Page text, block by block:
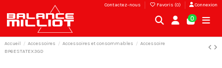
Contactez-nous Favoris (0) Connexion
0
Accueil Accessoires Accessoires et consommables
Accessoire
BP6ESTATEX3GD